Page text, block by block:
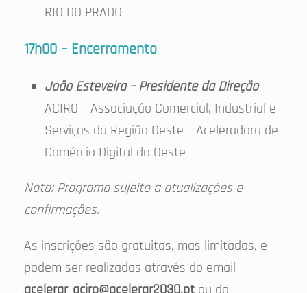
RIO DO PRADO
17h00 – Encerramento
João Esteveira – Presidente da Direção
ACIRO – Associação Comercial, Industrial e
Serviços da Região Oeste – Aceleradora de
Comércio Digital do Oeste
Nota: Programa sujeito a atualizações e
confirmações.
As inscrições são gratuitas, mas limitadas, e
podem ser realizadas através do email
acelerar_aciro@acelerar2030.pt ou do